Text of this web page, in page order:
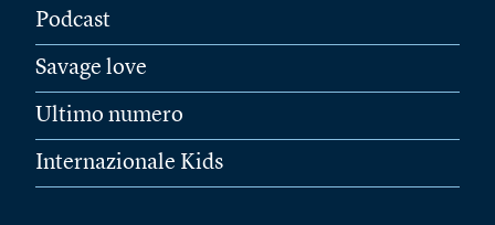
Podcast
Savage love
Ultimo numero
Internazionale Kids